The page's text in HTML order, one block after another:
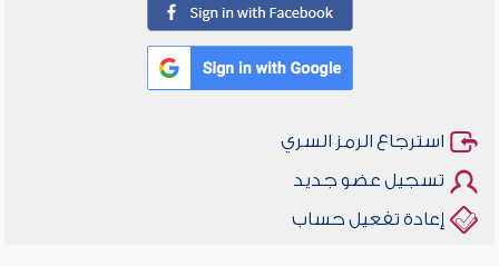
استرجاع الرمز السري
تسجيل عضو جديد
إعادة تفعيل حساب